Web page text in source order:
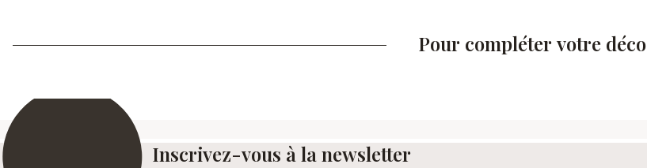
Pour compléter votre déco
Inscrivez-vous à la newsletter